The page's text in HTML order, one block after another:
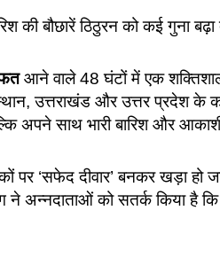
की बौछारें ठिठुरन को कई गुना बढ़ा
आने वाले 48 घंटों में एक
उत्तराखंड और उत्तर प्रदेश के
अपने साथ भारी बारिश और
‘सफेद दीवार’ बनकर खड़ा हो
ने अन्नदाताओं को सतर्क किया है